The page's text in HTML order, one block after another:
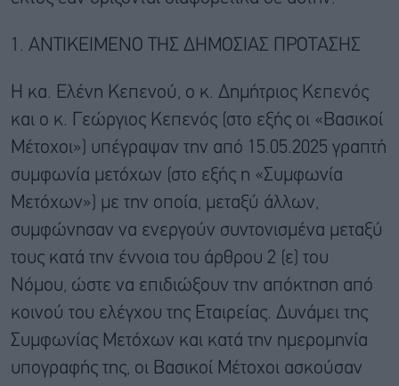
1. ΑΝΤΙΚΕΙΜΕΝΟ ΤΗΣ ΔΗΜΟΣΙΑΣ ΠΡΟΤΑΣΗΣ
Η κα. Ελένη Κεπενού, ο κ. Δημήτριος Κεπενός
και ο κ. Γεώργιος Κεπενός (στο εξής οι «Βασικοί
Μέτοχοι») υπέγραψαν την από 15.05.2025 γραπτή
συμφωνία μετόχων (στο εξής η «Συμφωνία
Μετόχων») με την οποία, μεταξύ άλλων,
συμφώνησαν να ενεργούν συντονισμένα μεταξύ
τους κατά την έννοια του άρθρου 2 (ε) του
Νόμου, ώστε να επιδιώξουν την απόκτηση από
κοινού του ελέγχου της Εταιρείας. Δυνάμει της
Συμφωνίας Μετόχων και κατά την ημερομηνία
υπογραφής της, οι Βασικοί Μέτοχοι ασκούσαν